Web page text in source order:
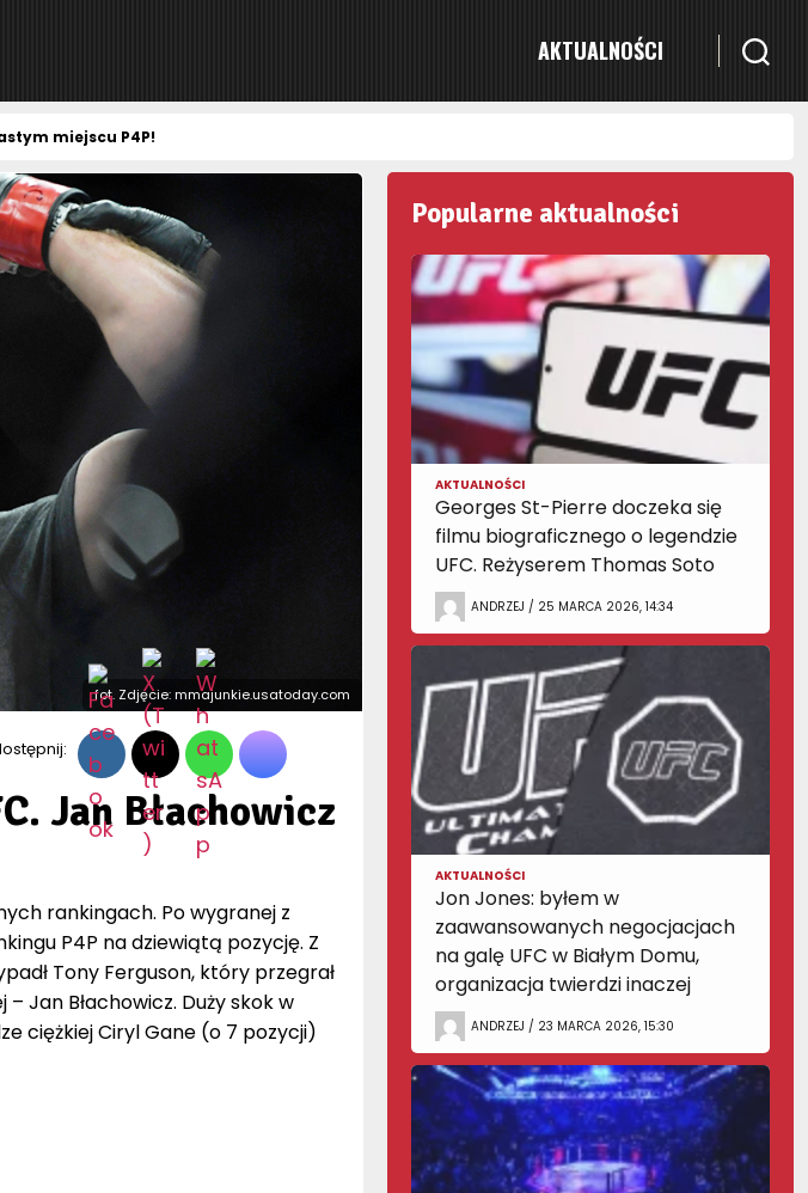
AKTUALNOŚCI
miejscu P4P!
fot. Zdjęcie: mmajunkie.usatoday.com
Jan Błachowicz
rankingach. Po wygranej z
P4P na dziewiątą pozycję. Z
Tony Ferguson, który przegrał
Jan Błachowicz. Duży skok w
ciężkiej Ciryl Gane (o 7 pozycji)
Popularne aktualności
AKTUALNOŚCI
Georges St-Pierre doczeka się
filmu biograficznego o legendzie
UFC. Reżyserem Thomas Soto
ANDRZEJ / 25 MARCA 2026, 14:34
AKTUALNOŚCI
Jon Jones: byłem w
zaawansowanych negocjacjach
na galę UFC w Białym Domu,
organizacja twierdzi inaczej
ANDRZEJ / 23 MARCA 2026, 15:30